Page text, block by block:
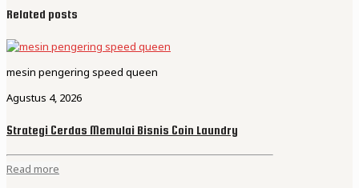
Related posts
mesin pengering speed queen
Agustus 4, 2026
Strategi Cerdas Memulai Bisnis Coin Laundry
Read more